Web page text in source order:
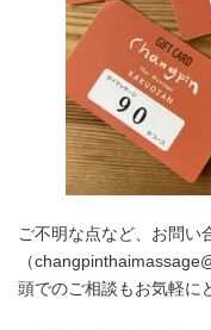
ご不明な点など、お問い
（
頭でのご相談もお気軽に